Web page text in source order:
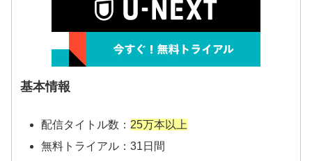
基本情報
配信タイトル数： 25万本以上
無料トライアル：31日間